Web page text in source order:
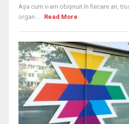
Așa cum v-am obișnuit în fiecare an,
organ ... Read More